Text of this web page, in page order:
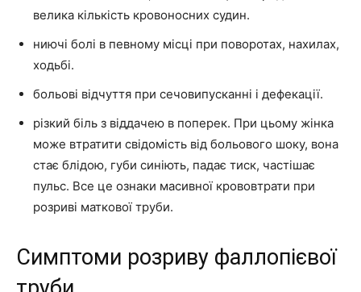
велика кількість кровоносних судин.
ниючі болі в певному місці при поворотах, нахилах,
ходьбі.
больові відчуття при сечовипусканні і дефекації.
різкий біль з віддачею в поперек. При цьому жінка
може втратити свідомість від больового шоку, вона
стає блідою, губи синіють, падає тиск, частішає
пульс. Все це ознаки масивної крововтрати при
розриві маткової труби.
Симптоми розриву фаллопієвої